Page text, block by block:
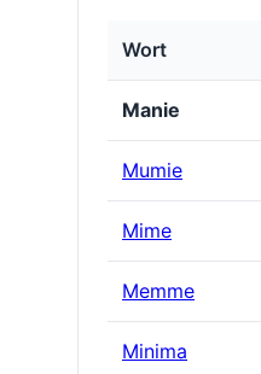
Wort
Manie
Mumie
Mime
Memme
Minima